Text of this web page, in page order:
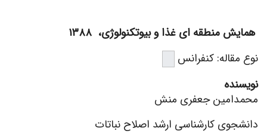
همایش منطقه ای غذا و بیوتکنولوژی، ۱۳۸۸
نوع مقاله: کنفرانس
نویسنده
محمدامین جعفری منش
دانشجوی کارشناسی ارشد اصلاح نباتات